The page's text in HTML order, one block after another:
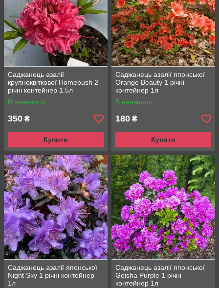
Саджанець азалії
крупноквіткової Homebush 2
річні контейнер 1.5л
В наявності
350 ₴
Купити
Саджанець азалії японської
Orange Beauty 1 річні
контейнер 1л
В наявності
180 ₴
Купити
Саджанець азалії японської
Night Sky 1 річні контейнер
1л
Саджанець азалії японської
Geisha Purple 1 річні
контейнер 1л